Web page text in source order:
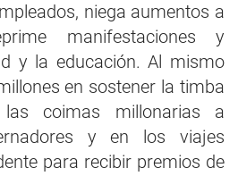
niega aumentos a
manifestaciones y
y la educación. Al mismo
en sostener la timba
las coimas millonarias a
y en los viajes
para recibir premios de